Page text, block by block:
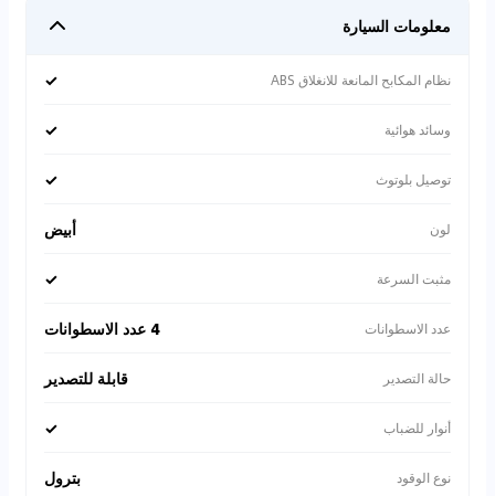
معلومات السيارة
نظام المكابح المانعة للانغلاق ABS ✓
وسائد هوائية ✓
توصيل بلوتوث ✓
لون أبيض
مثبت السرعة ✓
عدد الاسطوانات 4 عدد الاسطوانات
حالة التصدير قابلة للتصدير
أنوار للضباب ✓
نوع الوقود بترول